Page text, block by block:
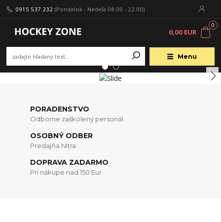
Menu
0915 537 232 (Pondelok - Nedeľa 08.00 - 22.00)
0
0,00 EUR
PORADENSTVO
Odborne zaškolený personál
OSOBNÝ ODBER
Predajňa Nitra
DOPRAVA ZADARMO
Pri nákupe nad 150 Eur